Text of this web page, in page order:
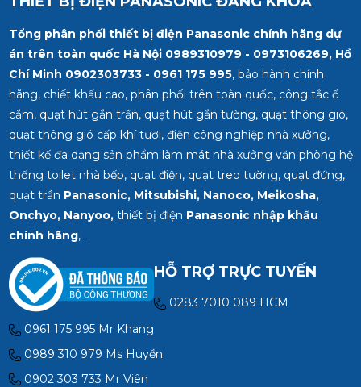
Tổng phân phối thiết bị điện Panasonic chính hãng dự
án trên toàn quốc Hà Nội 0989310979 - 0973106269, Hồ
Chí Minh 0902303733 - 0961 175 995, bảo hành chính
hãng, chiết khấu cao, phân phối trên toàn quốc, công tắc ổ
cắm, quạt hút gắn trần, quạt hút gắn tường, quạt thông gió,
quạt thông gió cấp khí tươi, điện công nghiệp nhà xưởng,
thiết kế đa dạng sản phẩm làm mát nhà xưởng văn phòng hệ
thống toilet nhà bếp, quạt điện, quạt treo tường, quạt đứng,
quạt trần Panasonic, Mitsubishi, Nanoco, Meikosha,
Onchyo, Nanyoo,thiết bị điện Panasonic nhập khẩu
chính hãng, .
HỖ TRỢ TRỰC TUYẾN
0283 7010 089 HCM
0961 175 995 Mr Khang
0989 310 979 Ms Huyền
0902 303 733 Mr Viên